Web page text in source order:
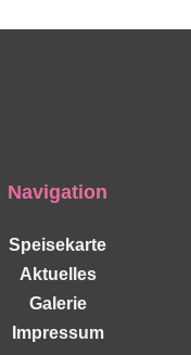
Navigation
Speisekarte
Aktuelles
Galerie
Impressum